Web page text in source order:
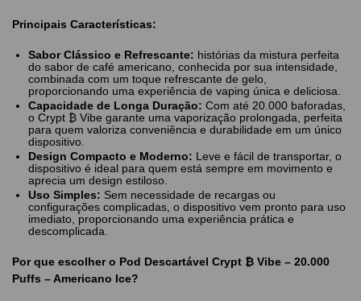
Principais Características:
Sabor Clássico e Refrescante: histórias da mistura perfeita
do sabor de café americano, conhecida por sua intensidade,
combinada com um toque refrescante de gelo,
proporcionando uma experiência de vaping única e deliciosa.
Capacidade de Longa Duração: Com até 20.000 baforadas,
o Crypt ₿ Vibe garante uma vaporização prolongada, perfeita
para quem valoriza conveniência e durabilidade em um único
dispositivo.
Design Compacto e Moderno: Leve e fácil de transportar, o
dispositivo é ideal para quem está sempre em movimento e
aprecia um design estiloso.
Uso Simples: Sem necessidade de recargas ou
configurações complicadas, o dispositivo vem pronto para uso
imediato, proporcionando uma experiência prática e
descomplicada.
Por que escolher o Pod Descartável Crypt ₿ Vibe – 20.000
Puffs – Americano Ice?